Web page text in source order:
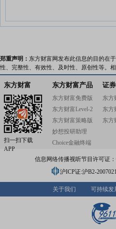
郑重声明： 东方财富网发布此信息的目的在
性、完整性、有效性、及时性、原创性等。
东方财富
扫一扫下载
APP
东方财富产品
东方财富免费版
东方财富Level-2
东方财富策略版
妙想投研助理
Choice金融终端
证
东方
东方
东方
信息网络传播视听节目许可证
沪ICP证:沪B2-
关于我们 可持续发